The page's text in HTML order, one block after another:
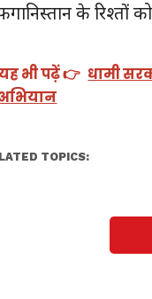
के रिश्तों
भी पढ़ें 👉 धामी
TOPICS: